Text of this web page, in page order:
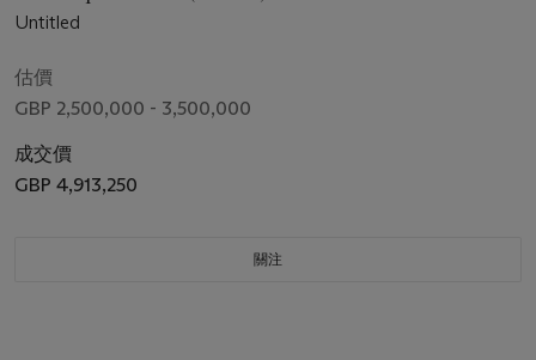
Untitled
估價
GBP 2,500,000 - 3,500,000
成交價
GBP 4,913,250
關注